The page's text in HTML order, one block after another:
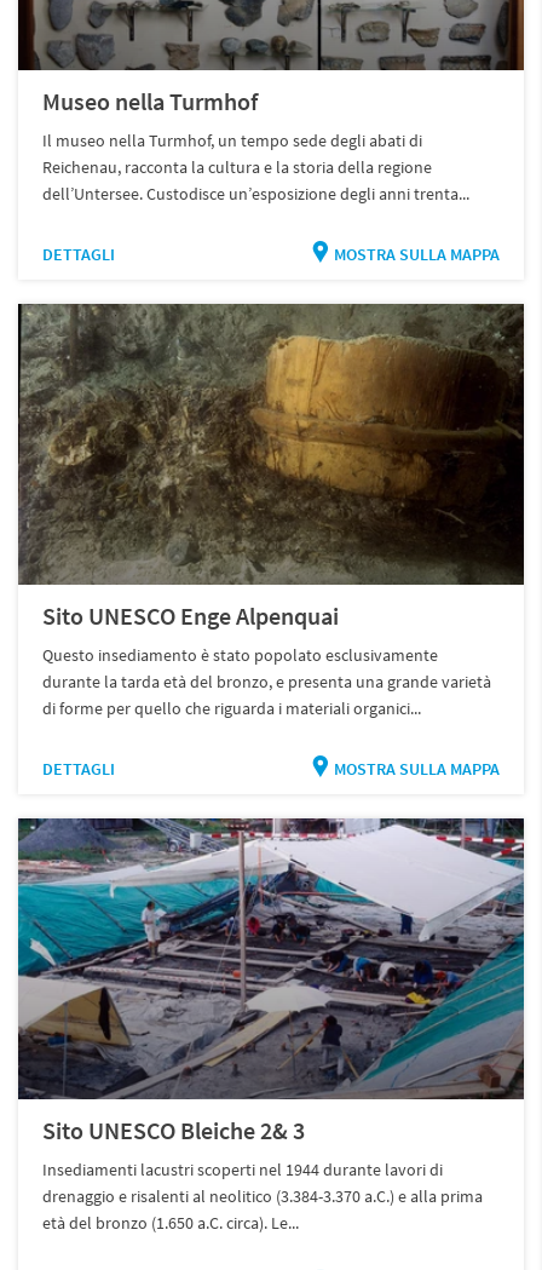
Museo nella Turmhof
Il museo nella Turmhof, un tempo sede degli abati di
Reichenau, racconta la cultura e la storia della regione
dell’Untersee. Custodisce un’esposizione degli anni trenta...
DETTAGLI MOSTRA SULLA MAPPA
Sito UNESCO Enge Alpenquai
Questo insediamento è stato popolato esclusivamente
durante la tarda età del bronzo, e presenta una grande varietà
di forme per quello che riguarda i materiali organici...
DETTAGLI MOSTRA SULLA MAPPA
Sito UNESCO Bleiche 2& 3
Insediamenti lacustri scoperti nel 1944 durante lavori di
drenaggio e risalenti al neolitico (3.384-3.370 a.C.) e alla prima
età del bronzo (1.650 a.C. circa). Le...